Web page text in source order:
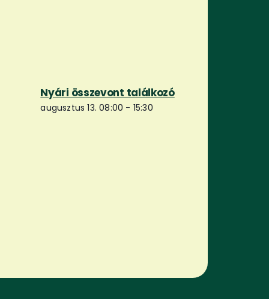
Nyári összevont találkozó
augusztus 13. 08:00 - 15:30